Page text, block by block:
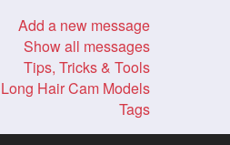
Add a new message
Show all messages
Tips, Tricks & Tools
Long Hair Cam Models
Tags